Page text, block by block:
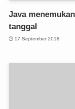
Java
tanggal
17 September 2018